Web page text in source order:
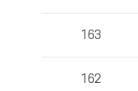
수
163
162